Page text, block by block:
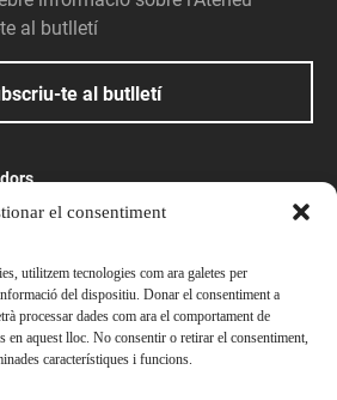
el consentiment
utilitzem tecnologies com ara galetes per
del dispositiu. Donar el consentiment a
processar dades com ara el comportament de
en aquest lloc. No consentir o retirar el consentiment,
característiques i funcions.
al butlletí
te al butlletí